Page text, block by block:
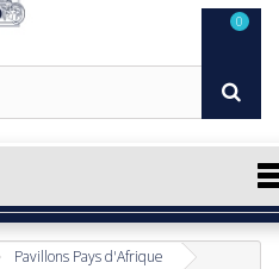
0
Pavillons Pays d'Afrique